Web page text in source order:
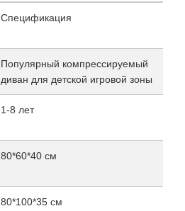
Спецификация
Популярный компрессируемый
диван для детской игровой зоны
1-8 лет
80*60*40 см
80*100*35 см